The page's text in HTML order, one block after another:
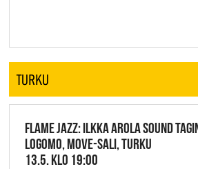
TURKU
FLAME JAZZ: ILKKA AROLA SOUND
LOGOMO, MOVE-SALI, TURKU
13.5. KLO 19:00